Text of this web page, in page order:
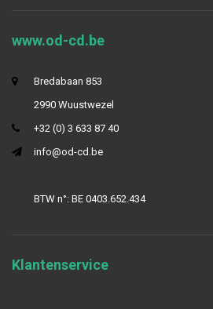
www.od-cd.be
Bredabaan 853
2990 Wuustwezel
+32 (0) 3 633 87 40
info@od-cd.be
BTW n°: BE 0403.652.434
Klantenservice